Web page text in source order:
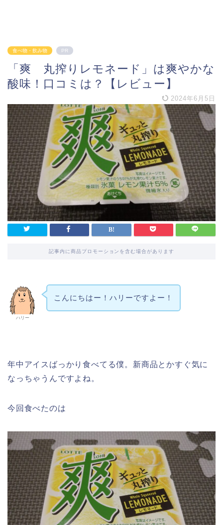
食べ物・飲み物 PR
「爽 丸搾りレモネード」は爽やかな
酸味！口コミは？【レビュー】
2024年6月5日
記事内に商品プロモーションを含む場合があります
ハリー
こんにちはー！ハリーですよー！
年中アイスばっかり食べてる僕。新商品とかすぐ気に
なっちゃうんですよね。
今回食べたのは